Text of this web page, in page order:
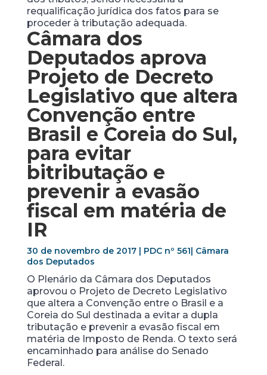
requalificação jurídica dos fatos para se
proceder à tributação adequada.
Câmara dos
Deputados aprova
Projeto de Decreto
Legislativo que altera
Convenção entre
Brasil e Coreia do Sul,
para evitar
bitributação e
prevenir a evasão
fiscal em matéria de
IR
30 de novembro de 2017 | PDC nº 561| Câmara
dos Deputados
O Plenário da Câmara dos Deputados
aprovou o Projeto de Decreto Legislativo
que altera a Convenção entre o Brasil e a
Coreia do Sul destinada a evitar a dupla
tributação e prevenir a evasão fiscal em
matéria de Imposto de Renda. O texto será
encaminhado para análise do Senado
Federal.